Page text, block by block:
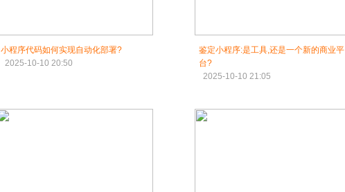
小程序代码如何实现自动化部署?
2025-10-10 20:50
鉴定小程序:是工具,还是一个新的商业平
台?
2025-10-10 21:05